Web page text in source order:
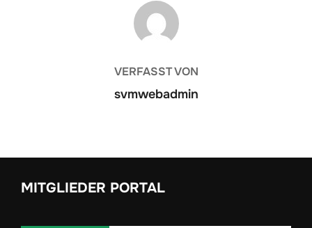
BEITRAGSAUTOR
VERFASST VON
svmwebadmin
MITGLIEDER PORTAL